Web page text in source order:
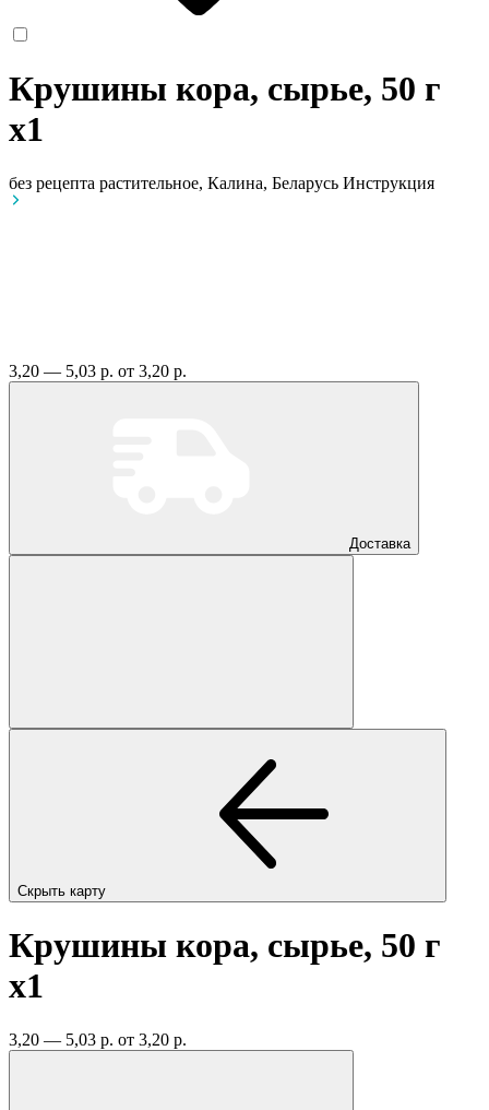
Крушины кора, сырье, 50 г
x1
без рецепта растительное, Калина, Беларусь Инструкция
3,20 — 5,03 р. от 3,20 р.
Доставка
Скрыть карту
Крушины кора, сырье, 50 г
x1
3,20 — 5,03 р. от 3,20 р.